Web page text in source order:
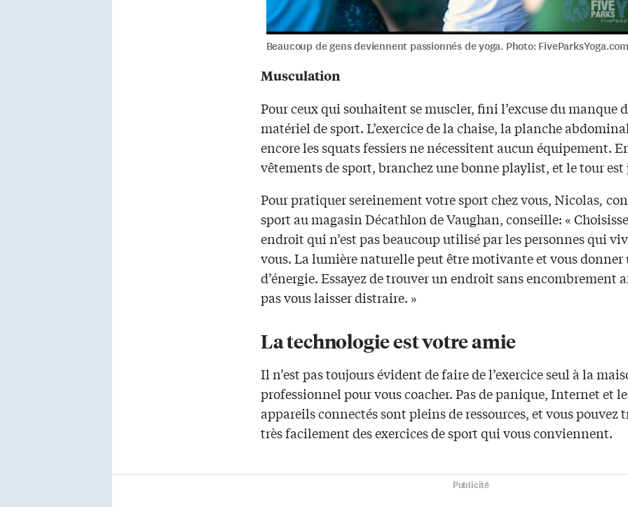
Beaucoup de gens deviennent passionnés de yoga. Photo:
Musculation
Pour ceux qui souhaitent se muscler, fini l’excuse du manque
matériel de sport. L’exercice de la chaise, la planche
encore les squats fessiers ne nécessitent aucun équipement.
vêtements de sport, branchez une bonne playlist, et le tour est
Pour pratiquer sereinement votre sport chez vous, Nicolas,
sport au magasin Décathlon de Vaughan, conseille: «
endroit qui n’est pas beaucoup utilisé par les personnes qui
vous. La lumière naturelle peut être motivante et vous
d’énergie. Essayez de trouver un endroit sans encombrement
pas vous laisser distraire. »
La technologie est votre amie
Il n’est pas toujours évident de faire de l’exercice seul à la
professionnel pour vous coacher. Pas de panique, Internet et
appareils connectés sont pleins de ressources, et vous pouvez
très facilement des exercices de sport qui vous conviennent.
Publicité